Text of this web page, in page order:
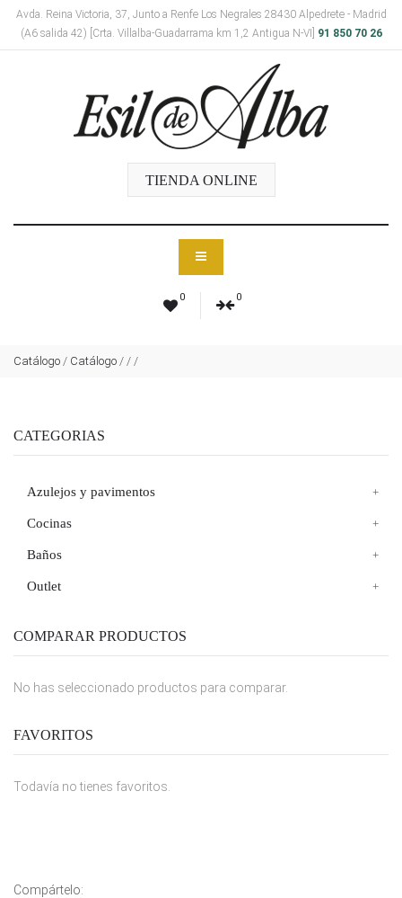
Avda. Reina Victoria, 37, Junto a Renfe Los Negrales 28430 Alpedrete - Madrid
(A6 salida 42) [Crta. Villalba-Guadarrama km 1,2 Antigua N-VI]
91 850 70 26
TIENDA ONLINE
0 0
Catálogo / Catálogo / / /
CATEGORIAS
Azulejos y pavimentos
Cocinas
Baños
Outlet
COMPARAR PRODUCTOS
No has seleccionado productos para comparar.
FAVORITOS
Todavía no tienes favoritos.
Compártelo: